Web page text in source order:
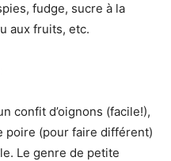
fudge, sucre à la
aux fruits, etc.
confit d’oignons (facile!),
poire (pour faire différent)
Le genre de petite